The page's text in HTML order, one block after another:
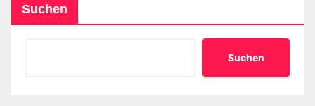
Suchen
Suchen